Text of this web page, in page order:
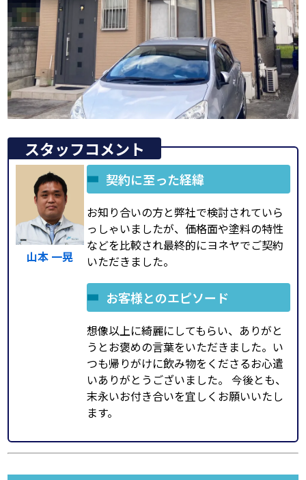
スタッフコメント
山本 一晃
契約に至った経緯
お知り合いの方と弊社で検討されていら
っしゃいましたが、価格面や塗料の特性
などを比較され最終的にヨネヤでご契約
いただきました。
お客様とのエピソード
想像以上に綺麗にしてもらい、ありがと
うとお褒めの言葉をいただきました。い
つも帰りがけに飲み物をくださるお心遣
いありがとうございました。 今後とも、
末永いお付き合いを宜しくお願いいたし
ます。